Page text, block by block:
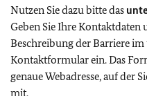
Nutzen Sie dazu bitte das
Geben Sie Ihre Kontaktdaten
Beschreibung der Barriere
Kontaktformular ein. Das
genaue Webadresse, auf der
mit.